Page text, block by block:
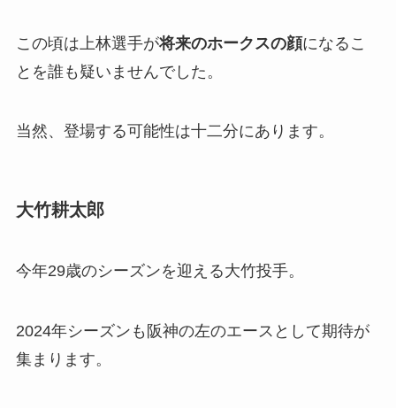
この頃は上林選手が将来のホークスの顔になるこ
とを誰も疑いませんでした。
当然、登場する可能性は十二分にあります。
大竹耕太郎
今年29歳のシーズンを迎える大竹投手。
2024年シーズンも阪神の左のエースとして期待が
集まります。